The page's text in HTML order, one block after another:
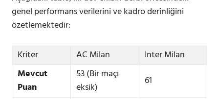
genel performans verilerini ve kadro derinliğini
özetlemektedir:
Kriter AC Milan
Inter Milan
Mevcut
Puan
53 (Bir maçı
eksik)
61